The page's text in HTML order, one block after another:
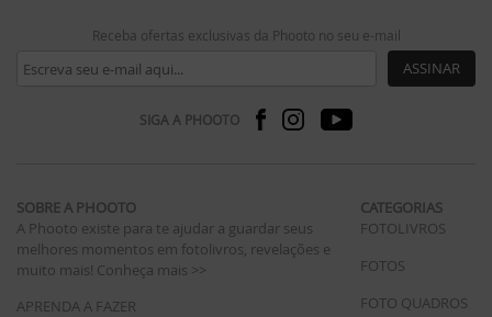
Receba ofertas exclusivas da Phooto no seu e-mail
ASSINAR
SIGA A PHOOTO
SOBRE A PHOOTO
A Phooto existe para te ajudar a guardar seus
melhores momentos em fotolivros, revelações e
muito mais! Conheça mais >>
APRENDA A FAZER
CATEGORIAS
FOTOLIVROS
FOTOS
FOTO QUADROS